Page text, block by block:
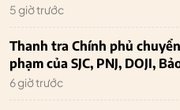
5 giờ trước
Thanh tra Chính phủ
phạm của SJC, PNJ, DOJI,
6 giờ trước